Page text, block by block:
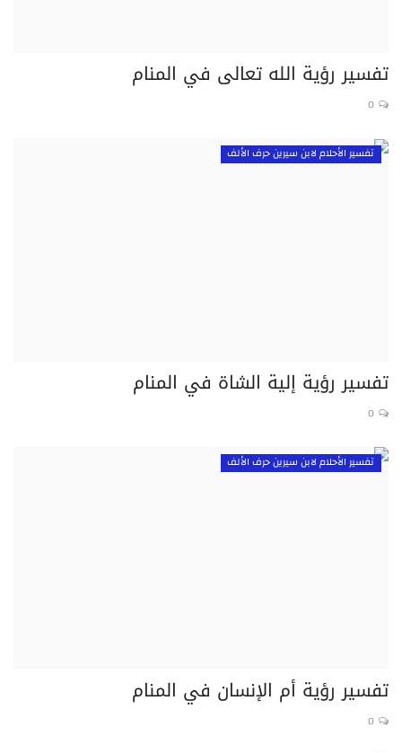
تفسير رؤية الله تعالى في المنام
0
تفسير الأحلام لابن سيرين حرف الألف
تفسير رؤية إلية الشاة في المنام
0
تفسير الأحلام لابن سيرين حرف الألف
تفسير رؤية أم الإنسان في المنام
0